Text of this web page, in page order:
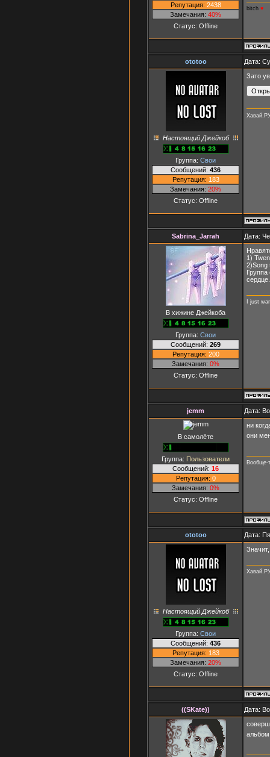
Репутация: 2438
Замечания: 40%
Статус: Offline
bitch ♥
ototoo Дата:
Настоящий Джейкоб
Группа: Свои
Сообщений: 436
Репутация: 183
Замечания: 20%
Статус: Offline
Зато
Sabrina_Jarrah Дата:
В хижине Джейкоба
Группа: Свои
Сообщений: 269
Репутация: 200
Замечания: 0%
Статус: Offline
1)
2)Song
Группа
I just
jemm Дата:
В самолёте
Группа: Пользователи
Сообщений: 16
Репутация: 0
Замечания: 0%
Статус: Offline
ни
они
Вообще-
ototoo Дата:
Настоящий Джейкоб
Группа: Свои
Сообщений: 436
Репутация: 183
Замечания: 20%
Статус: Offline
((SKate)) Дата: